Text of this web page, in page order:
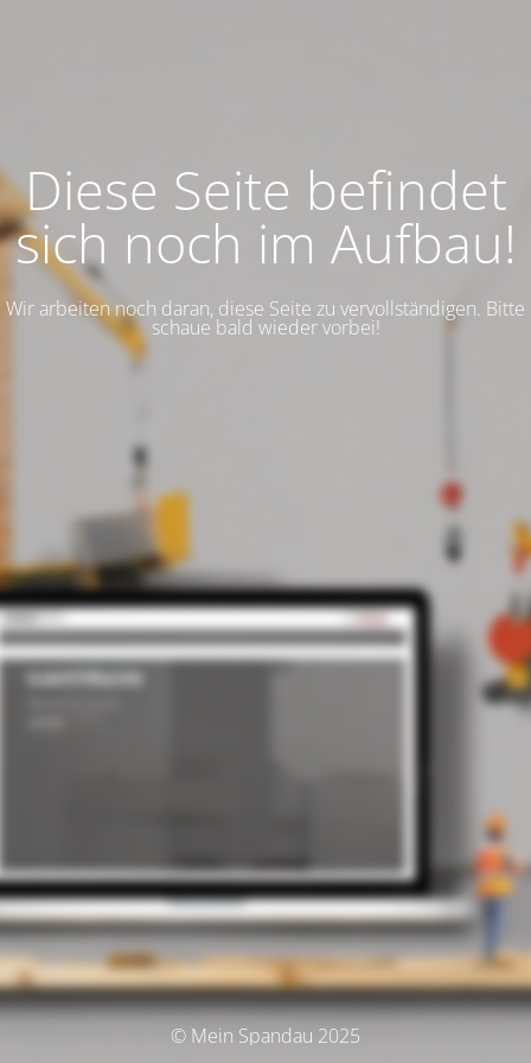
Diese Seite befindet
sich noch im Aufbau!
Wir arbeiten noch daran, diese Seite zu vervollständigen. Bitte
schaue bald wieder vorbei!
© Mein Spandau 2025